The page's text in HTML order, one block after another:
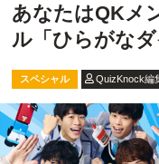
あなたはQKメ
ル「ひらがな
スペシャル QuizKnock編